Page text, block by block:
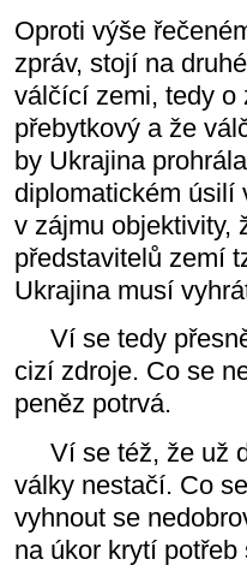
Oproti výše
zpráv, stojí na
válčící zemi, tedy o
přebytkový a že
by Ukrajina
diplomatickém úsilí
v zájmu objektivity,
představitelů zemí
Ukrajina musí
Ví se tedy
cizí zdroje. Co se
peněz potrvá.
Ví se též, že už
války nestačí. Co
vyhnout se
na úkor krytí